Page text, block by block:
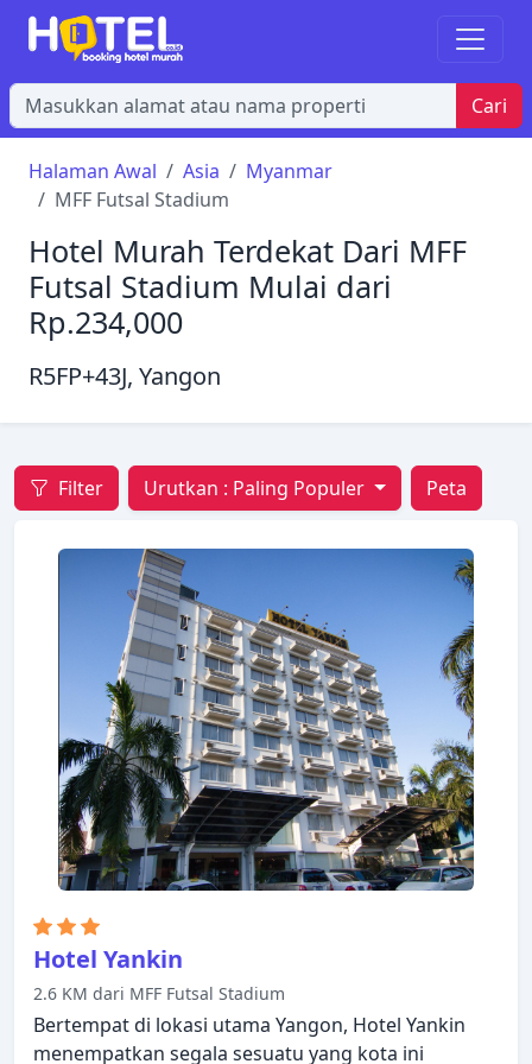
Cari
Halaman Awal Asia
Myanmar
MFF Futsal Stadium
Hotel Murah Terdekat Dari MFF
Futsal Stadium Mulai dari
Rp.234,000
R5FP+43J, Yangon
Filter Urutkan : Paling Populer Peta
Hotel Yankin
2.6 KM dari MFF Futsal Stadium
Bertempat di lokasi utama Yangon, Hotel Yankin
menempatkan segala sesuatu yang kota ini